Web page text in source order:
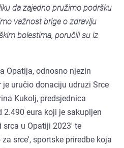
da zajedno pružimo podršku
važnost brige o zdravlju
bolestima, poručili su iz
Opatija, odnosno njezin
uručio donaciju udruzi Srce
Kukolj, predsjednica
2.490 eura koji je sakupljen
u Opatiji 2023' te
srce', sportske priredbe koja